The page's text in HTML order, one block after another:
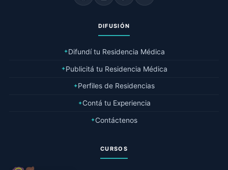
DIFUSIÓN
✦Difundí tu Residencia Médica
✦Publicitá tu Residencia Médica
✦Perfiles de Residencias
✦Contá tu Experiencia
✦Contáctenos
CURSOS